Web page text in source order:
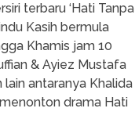
terbaru ‘Hati Tanpa
Kasih bermula
Khamis jam 10
& Ayiez Mustafa
antaranya Khalida
drama Hati